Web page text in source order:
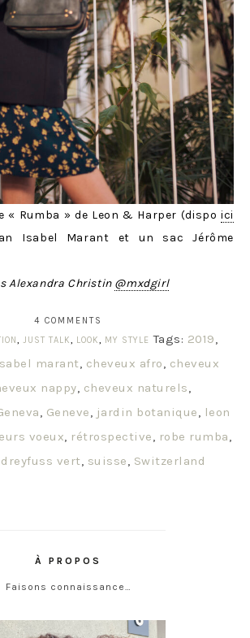
« Rumba » de Leon & Harper (dispoici
Isabel Marant et un sac Jérôme
Alexandra Christin @mxdgirl
4 COMMENTS
, JUST TALK, LOOK, MY STYLE Tags: 2019,
marant, cheveux afro, cheveux
nappy, cheveux naturels,
, Geneve, jardin botanique, leon
voeux, rétrospective, robe rumba,
vert, suisse, Switzerland
À PROPOS
Faisons connaissance…